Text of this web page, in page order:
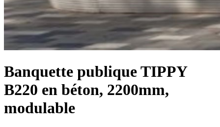
Banquette publique TIPPY
B220 en béton, 2200mm,
modulable